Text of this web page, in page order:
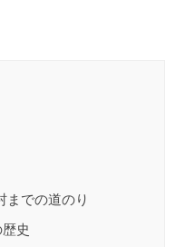
までの道のり
史